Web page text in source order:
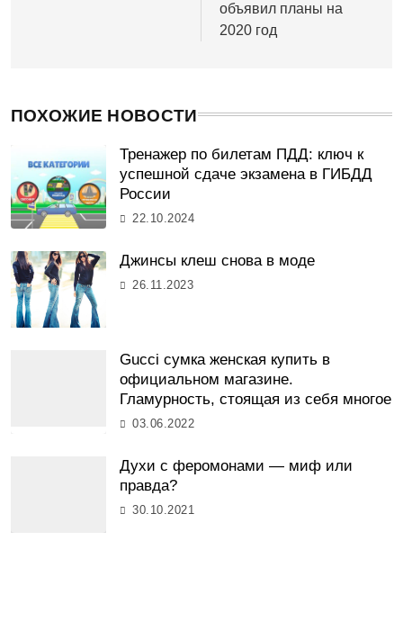
объявил планы на
2020 год
ПОХОЖИЕ НОВОСТИ
Тренажер по билетам ПДД: ключ к
успешной сдаче экзамена в ГИБДД
России
22.10.2024
Джинсы клеш снова в моде
26.11.2023
Gucci сумка женская купить в
официальном магазине.
Гламурность, стоящая из себя многое
03.06.2022
Духи с феромонами — миф или
правда?
30.10.2021